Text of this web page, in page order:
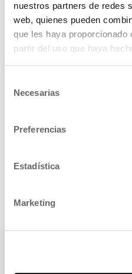
nuestros partners de redes
web, quienes pueden
que les haya proporcionado
partir del uso que haya
Necesarias
Preferencias
Estadística
Marketing